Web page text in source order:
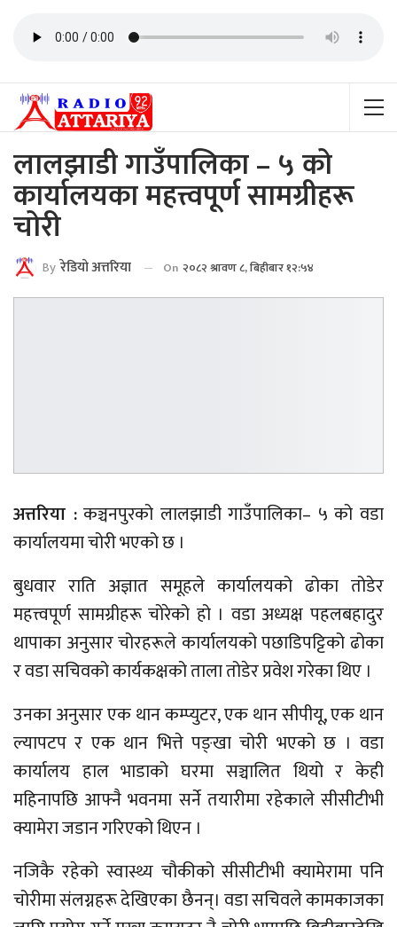
लालझाडी गाउँपालिका – ५ को
कार्यालयका महत्त्वपूर्ण सामग्रीहरू
चोरी
By रेडियाे अत्तरिया On २०८२ श्रावण ८, बिहीबार १२:५४
अत्तरिया :कञ्चनपुरको लालझाडी गाउँपालिका– ५ को वडा
कार्यालयमा चोरी भएको छ ।
बुधवार राति अज्ञात समूहले कार्यालयको ढोका तोडेर
महत्त्वपूर्ण सामग्रीहरू चोरेको हो । वडा अध्यक्ष पहलबहादुर
थापाका अनुसार चोरहरूले कार्यालयको पछाडिपट्टिको ढोका
र वडा सचिवको कार्यकक्षको ताला तोडेर प्रवेश गरेका थिए ।
उनका अनुसार एक थान कम्प्युटर, एक थान सीपीयू, एक थान
ल्यापटप र एक थान भित्ते पङ्खा चोरी भएको छ । वडा
कार्यालय हाल भाडाको घरमा सञ्चालित थियो र केही
महिनापछि आफ्नै भवनमा सर्ने तयारीमा रहेकाले सीसीटीभी
क्यामेरा जडान गरिएको थिएन ।
नजिकै रहेको स्वास्थ्य चौकीको सीसीटीभी क्यामेरामा पनि
चोरीमा संलग्नहरू देखिएका छैनन्। वडा सचिवले कामकाजका